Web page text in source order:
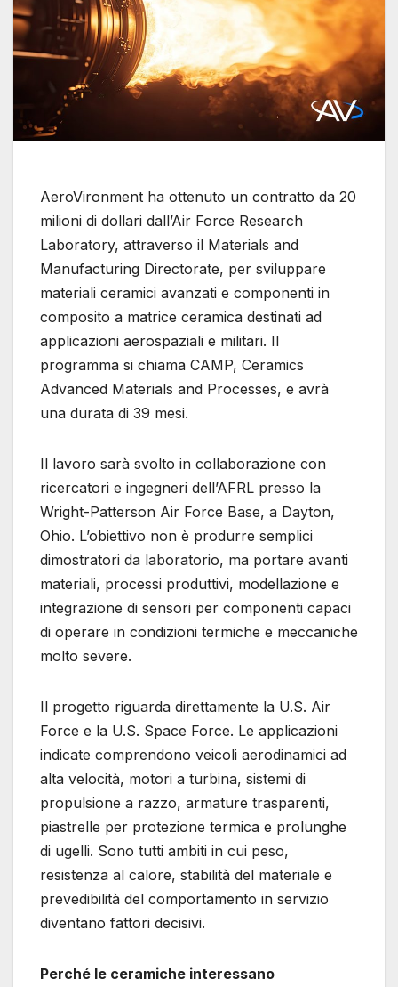
AeroVironment ha ottenuto un contratto da 20
milioni di dollari dall’Air Force Research
Laboratory, attraverso il Materials and
Manufacturing Directorate, per sviluppare
materiali ceramici avanzati e componenti in
composito a matrice ceramica destinati ad
applicazioni aerospaziali e militari. Il
programma si chiama CAMP, Ceramics
Advanced Materials and Processes, e avrà
una durata di 39 mesi.
Il lavoro sarà svolto in collaborazione con
ricercatori e ingegneri dell’AFRL presso la
Wright-Patterson Air Force Base, a Dayton,
Ohio. L’obiettivo non è produrre semplici
dimostratori da laboratorio, ma portare avanti
materiali, processi produttivi, modellazione e
integrazione di sensori per componenti capaci
di operare in condizioni termiche e meccaniche
molto severe.
Il progetto riguarda direttamente la U.S. Air
Force e la U.S. Space Force. Le applicazioni
indicate comprendono veicoli aerodinamici ad
alta velocità, motori a turbina, sistemi di
propulsione a razzo, armature trasparenti,
piastrelle per protezione termica e prolunghe
di ugelli. Sono tutti ambiti in cui peso,
resistenza al calore, stabilità del materiale e
prevedibilità del comportamento in servizio
diventano fattori decisivi.
Perché le ceramiche interessano